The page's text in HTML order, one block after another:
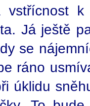
vstřícnost
Já ještě
se
ráno
úklidu